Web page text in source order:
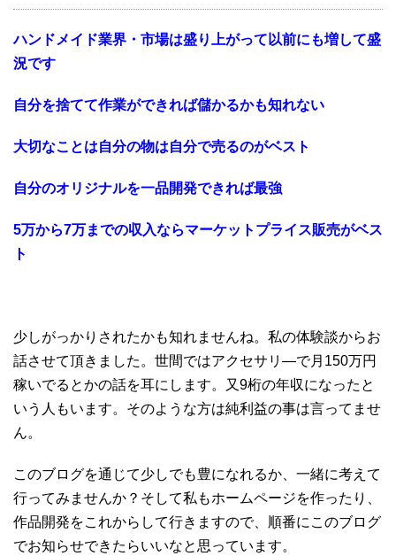
ハンドメイド業界・市場は盛り上がって以前にも増して盛
況です
自分を捨てて作業ができれば儲かるかも知れない
大切なことは自分の物は自分で売るのがベスト
自分のオリジナルを一品開発できれば最強
5万から7万までの収入ならマーケットプライス販売がベス
ト
少しがっかりされたかも知れませんね。私の体験談からお
話させて頂きました。世間ではアクセサリ―で月150万円
稼いでるとかの話を耳にします。又9桁の年収になったと
いう人もいます。そのような方は純利益の事は言ってませ
ん。
このブログを通じて少しでも豊になれるか、一緒に考えて
行ってみませんか？そして私もホームページを作ったり、
作品開発をこれからして行きますので、順番にこのブログ
でお知らせできたらいいなと思っています。